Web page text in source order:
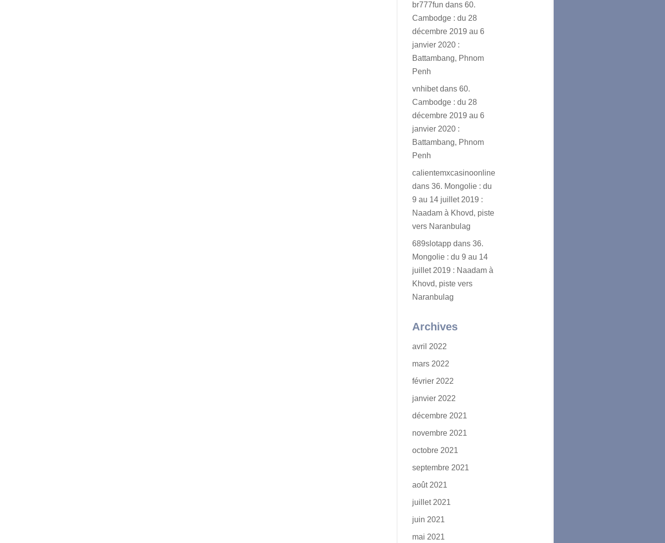
br777fun dans60.
Cambodge : du 28
décembre 2019 au 6
janvier 2020 :
Battambang, Phnom
Penh
vnhibetdans60.
Cambodge : du 28
décembre 2019 au 6
janvier 2020 :
Battambang, Phnom
Penh
calientemxcasinoonline
dans36. Mongolie : du
9 au 14 juillet 2019 :
Naadam à Khovd, piste
vers Naranbulag
689slotapp dans36.
Mongolie : du 9 au 14
juillet 2019 : Naadam à
Khovd, piste vers
Naranbulag
Archives
avril 2022
mars 2022
février 2022
janvier 2022
décembre 2021
novembre 2021
octobre 2021
septembre 2021
août 2021
juillet 2021
juin 2021
mai 2021